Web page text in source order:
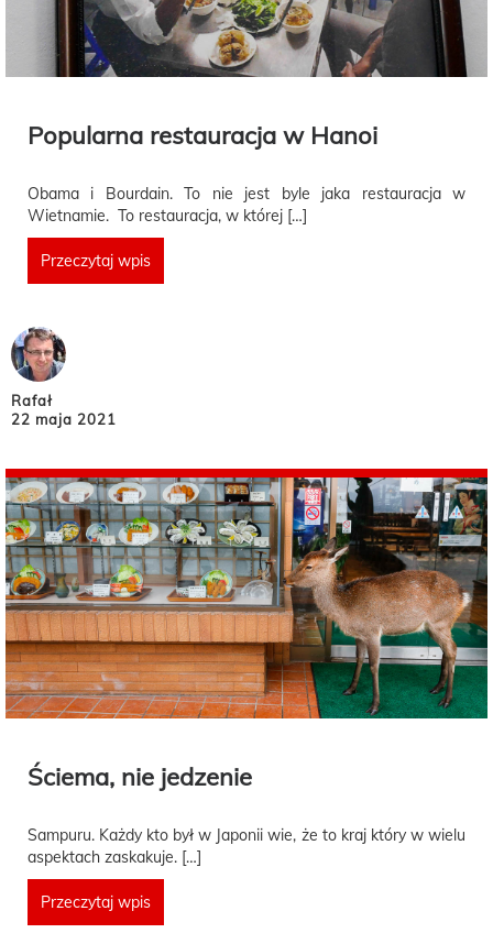
Popularna restauracja w Hanoi
Obama i Bourdain. To nie jest byle jaka restauracja w
Wietnamie. To restauracja, w której […]
Przeczytaj wpis
Rafał
22 maja 2021
Ściema, nie jedzenie
Sampuru. Każdy kto był w Japonii wie, że to kraj który w wielu
aspektach zaskakuje. […]
Przeczytaj wpis